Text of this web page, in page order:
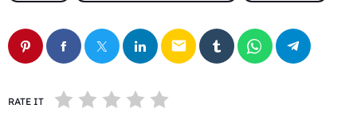
email
RATE IT